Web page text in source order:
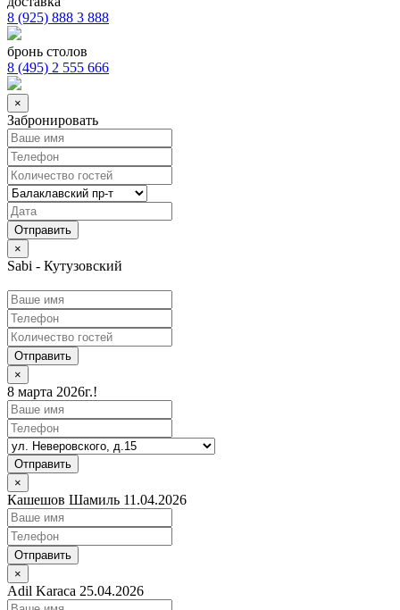
8 (925) 888 3 888
бронь столов
8 (495) 2 555 666
×
Забронировать
×
Sabi - Кутузовский
Отправить
×
8 марта 2026г.!
Отправить
×
Кашешов Шамиль 11.04.2026
Отправить
×
Adil Karaca 25.04.2026